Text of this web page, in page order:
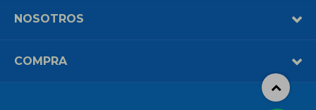
NOSOTROS
COMPRA